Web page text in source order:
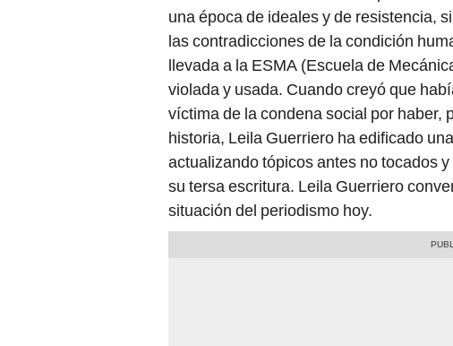
una época de ideales y de resistencia,
las contradicciones de la condición
llevada a la ESMA (Escuela de
violada y usada. Cuando creyó que
víctima de la condena social por haber,
historia, Leila Guerriero ha edificado
actualizando tópicos antes no tocados
su tersa escritura. Leila Guerriero
situación del periodismo hoy.